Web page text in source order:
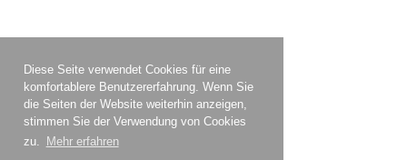
Diese Seite verwendet Cookies für eine
komfortablere Benutzererfahrung. Wenn Sie
die Seiten der Website weiterhin anzeigen,
stimmen Sie der Verwendung von Cookies
zu.
Mehr erfahren